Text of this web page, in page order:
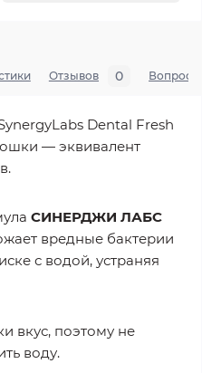
Отзывов 0 Вопросы
Dental Fresh
— эквивалент
СИНЕРДЖИ ЛАБС
вредные бактерии
с водой, устраняя
вкус, поэтому не
воду.